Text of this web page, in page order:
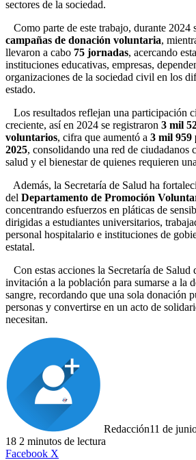
sectores de la sociedad.
Como parte de este trabajo, durante 2024
campañas de donación voluntaria,
llevaron a cabo 75 jornadas, acercando
instituciones educativas, empresas,
organizaciones de la sociedad civil en los
estado.
Los resultados reflejan una participación
creciente, así en 2024 se registraron 3 mil
voluntarios, cifra que aumentó a 3 mil 959
2025, consolidando una red de ciudadanos
salud y el bienestar de quienes requieren
Además, la Secretaría de Salud ha
del Departamento de Promoción
concentrando esfuerzos en pláticas de
dirigidas a estudiantes universitarios,
personal hospitalario e instituciones de
estatal.
Con estas acciones la Secretaría de Salud
invitación a la población para sumarse a la
sangre, recordando que una sola donación
personas y convertirse en un acto de
necesitan.
Redacción11 de
18 2 minutos de lectura
Facebook X